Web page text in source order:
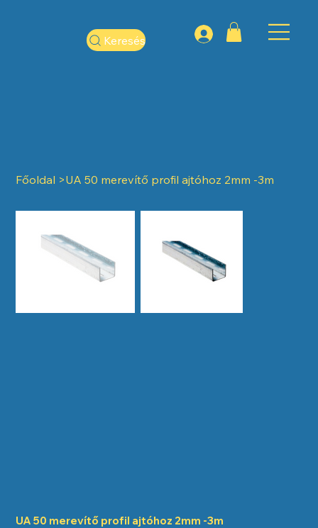
Keresés
Főoldal >UA 50 merevítő profil ajtóhoz 2mm -3m
UA 50 merevítő profil ajtóhoz 2mm -3m